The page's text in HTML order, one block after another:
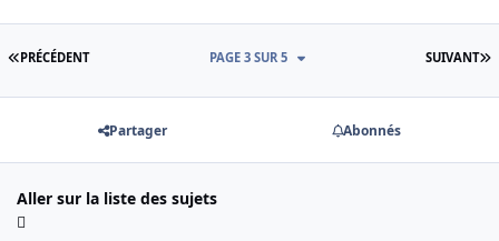
PREMIÈRE PAGE
PRÉCÉDENT SUIVANT
PAGE 3 SUR 5
Partager Abonnés
Aller sur la liste des sujets